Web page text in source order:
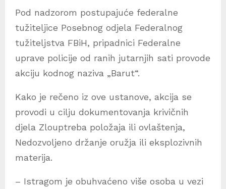
Pod nadzorom postupajuće federalne
tužiteljice Posebnog odjela Federalnog
tužiteljstva FBiH, pripadnici Federalne
uprave policije od ranih jutarnjih sati provode
akciju kodnog naziva „Barut“.
Kako je rečeno iz ove ustanove, akcija se
provodi u cilju dokumentovanja krivičnih
djela Zlouptreba položaja ili ovlaštenja,
Nedozvoljeno držanje oružja ili eksplozivnih
materija.
– Istragom je obuhvaćeno više osoba u vezi